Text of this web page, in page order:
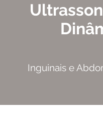
Inguinais e